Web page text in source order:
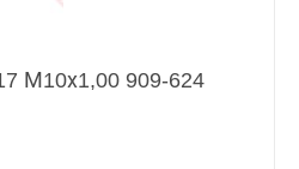
М10х1,00 909-624